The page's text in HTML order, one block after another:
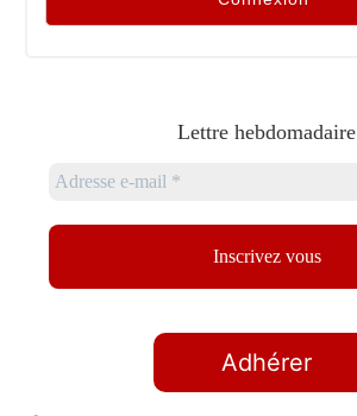
Lettre hebdomadaire
Adhérer